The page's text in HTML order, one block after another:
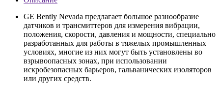
GE Bently Nevada предлагает большое разнообразие
датчиков и трансмиттеров для измерения вибрации,
положения, скорости, давления и мощности, специально
разработанных для работы в тяжелых промышленных
условиях, многие из них могут быть установлены во
взрывоопасных зонах, при использовании
искробезопасных барьеров, гальванических изоляторов
или других средств.